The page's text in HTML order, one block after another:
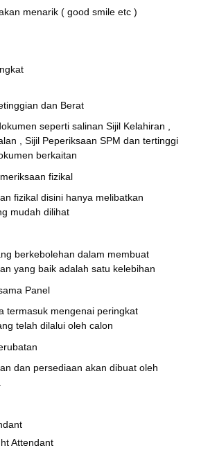
menarik ( good smile etc )
dan Berat
seperti salinan Sijil Kelahiran ,
, Sijil Peperiksaan SPM dan tertinggi
berkaitan
fizikal
fizikal disini hanya melibatkan
mudah dilihat
berkebolehan dalam membuat
yang baik adalah satu kelebihan
Panel
termasuk mengenai peringkat
telah dilalui oleh calon
dan persediaan akan dibuat oleh
Attendant